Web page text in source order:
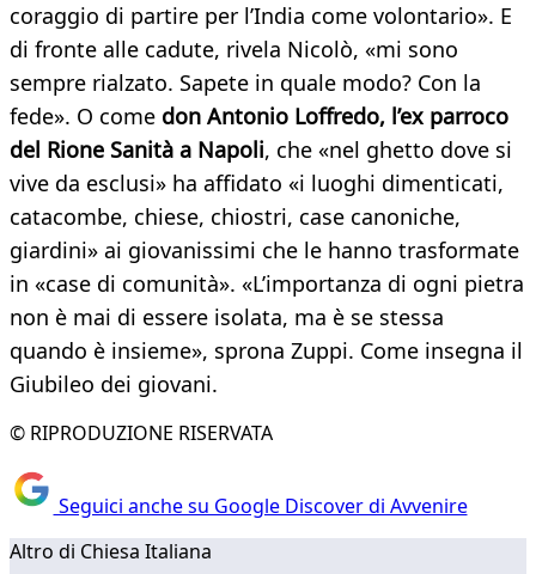
coraggio di partire per l’India come volontario». E
di fronte alle cadute, rivela Nicolò, «mi sono
sempre rialzato. Sapete in quale modo? Con la
fede». O come don Antonio Loffredo, l’ex parroco
del Rione Sanità a Napoli, che «nel ghetto dove si
vive da esclusi» ha affidato «i luoghi dimenticati,
catacombe, chiese, chiostri, case canoniche,
giardini» ai giovanissimi che le hanno trasformate
in «case di comunità». «L’importanza di ogni pietra
non è mai di essere isolata, ma è se stessa
quando è insieme», sprona Zuppi. Come insegna il
Giubileo dei giovani.
© RIPRODUZIONE RISERVATA
Seguici anche su Google Discover di Avvenire
Altro di Chiesa Italiana